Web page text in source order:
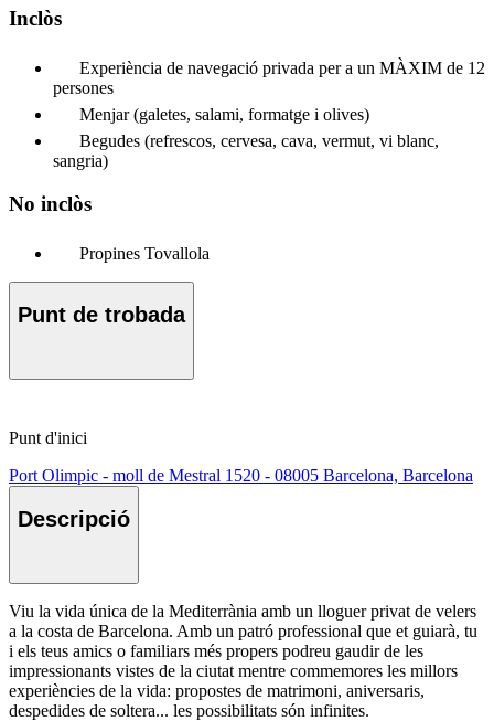
Inclòs
Experiència de navegació privada per a un MÀXIM de 12
persones
Menjar (galetes, salami, formatge i olives)
Begudes (refrescos, cervesa, cava, vermut, vi blanc,
sangria)
No inclòs
Propines Tovallola
Punt de trobada
Punt d'inici
Port Olimpic - moll de Mestral 1520 - 08005 Barcelona, Barcelona
Descripció
Viu la vida única de la Mediterrània amb un lloguer privat de velers
a la costa de Barcelona. Amb un patró professional que et guiarà, tu
i els teus amics o familiars més propers podreu gaudir de les
impressionants vistes de la ciutat mentre commemores les millors
experiències de la vida: propostes de matrimoni, aniversaris,
despedides de soltera... les possibilitats són infinites.